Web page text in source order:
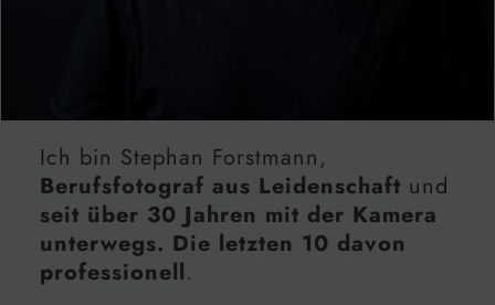
Ich bin Stephan Forstmann,
Berufsfotograf aus Leidenschaft und
seit über 30 Jahren mit der Kamera
unterwegs. Die letzten 10 davon
professionell.